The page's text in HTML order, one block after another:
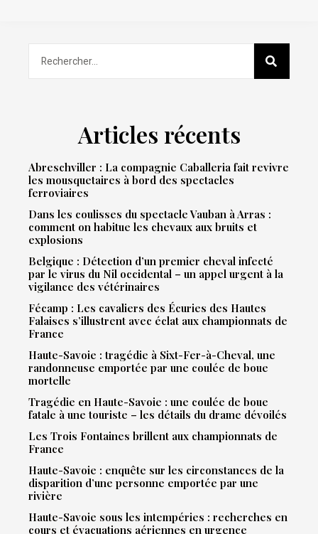
Articles récents
Abreschviller : La compagnie Caballeria fait revivre
les mousquetaires à bord des spectacles
ferroviaires
Dans les coulisses du spectacle Vauban à Arras :
comment on habitue les chevaux aux bruits et
explosions
Belgique : Détection d’un premier cheval infecté
par le virus du Nil occidental – un appel urgent à la
vigilance des vétérinaires
Fécamp : Les cavaliers des Écuries des Hautes
Falaises s’illustrent avec éclat aux championnats de
France
Haute-Savoie : tragédie à Sixt-Fer-à-Cheval, une
randonneuse emportée par une coulée de boue
mortelle
Tragédie en Haute-Savoie : une coulée de boue
fatale à une touriste – les détails du drame dévoilés
Les Trois Fontaines brillent aux championnats de
France
Haute-Savoie : enquête sur les circonstances de la
disparition d’une personne emportée par une
rivière
Haute-Savoie sous les intempéries : recherches en
cours et évacuations aériennes en urgence